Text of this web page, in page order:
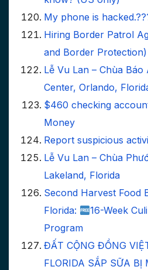
My phone is
Hiring Border Patrol
and Border
Lễ Vu Lan – Chùa
Center, Orlando,
$460 checking
Money
Report suspicious
Lễ Vu Lan – Chùa
Lakeland, Florida
Second Harvest Food
Florida:
16-Week
Program
ĐẤT CỘNG ĐỒNG
FLORIDA SẮP SỮA BỊ